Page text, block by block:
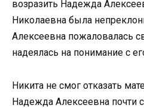
возразить Надежда
Николаевна была
Алексеевна пожаловалась
надеялась на понимание с
Никита не смог отказать
Надежда Алексеевна почти